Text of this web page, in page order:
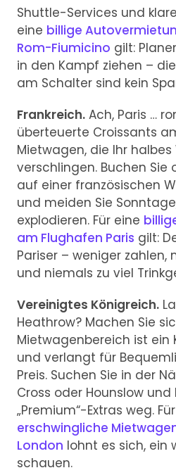
Shuttle-Services und
eine billige
Rom-Fiumicino gilt:
in den Kampf ziehen –
am Schalter sind kein
Frankreich. Ach, Paris …
überteuerte Croissants
Mietwagen, die Ihr
verschlingen. Buchen Sie
auf einer französischen
und meiden Sie
explodieren. Für eine
am Flughafen Paris gilt:
Pariser – weniger zahlen,
und niemals zu viel
Vereinigtes Königreich.
Heathrow? Machen Sie
Mietwagenbereich ist ein
und verlangt für
Preis. Suchen Sie in der
Cross oder Hounslow und
„Premium“-Extras weg.
erschwingliche
London lohnt es sich, ein
schauen.